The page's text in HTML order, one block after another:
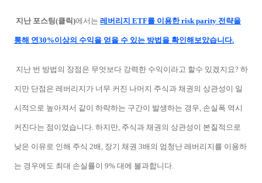
지난 포스팅(클릭)에서는 레버리지 ETF를 이용한 risk parity 전략을
통해 연30%이상의 수익을 얻을 수 있는 방법을 확인해보았습니다.
지난 번 방법의 장점은 무엇보다 강력한 수익이라고 할수 있겠지요? 하
지만 단점은 레버리지가 너무 커진 나머지 주식과 채권의 상관성이 일
시적으로 높아져서 같이 하락하는 구간이 발생하는 경우, 손실폭 역시
커진다는 점이었습니다. 하지만, 주식과 채권의 상관성이 본질적으로
낮은 이유로 인해 주식 2배, 장기 채권 3배의 엄청난 레버리지를 이용하
는 경우에도 최대 손실률이 9% 대에 불과합니다.